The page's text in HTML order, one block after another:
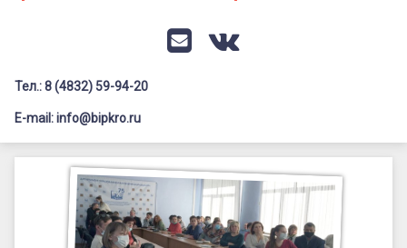
Профилактика дистанционных преступлений
Флагманы образования
Педагог-психолог
Иные конкурсы
E-mailVK
Заголовок сайта → второстепенный
Тел.: 8 (4832) 59-94-20
E-mail: info@bipkro.ru
Семинар
«Особенности
проведения
02.04.2021
ГАУ ДПО "БИПКРО"